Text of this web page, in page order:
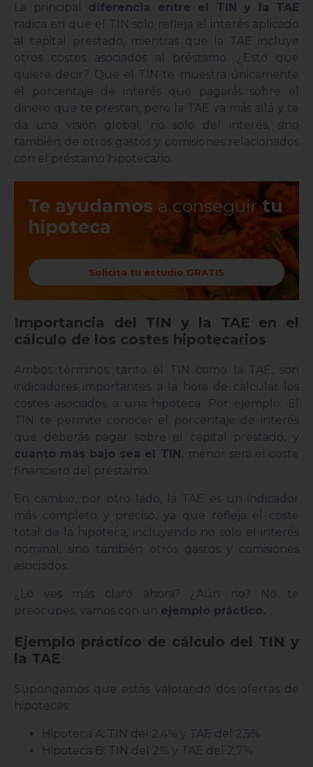
La principal diferencia entre el TIN y la TAE
radica en que el TIN solo refleja el interés aplicado
al capital prestado, mientras que la TAE incluye
otros costos asociados al préstamo. ¿Esto que
quiere decir? Que el TIN te muestra únicamente
el porcentaje de interés que pagarás sobre el
dinero que te prestan, pero la TAE va más allá y te
da una visión global, no solo del interés, sino
también de otros gastos y comisiones relacionados
con el préstamo hipotecario.
Te ayudamos a conseguirtu
hipoteca
Solicita tu estudio GRATIS
Importancia del TIN y la TAE en el
cálculo de los costes hipotecarios
Ambos términos, tanto el TIN como la TAE, son
indicadores importantes a la hora de calcular los
costes asociados a una hipoteca. Por ejemplo: El
TIN te permite conocer el porcentaje de interés
que deberás pagar sobre el capital prestado, y
cuanto más bajo sea el TIN, menor será el coste
financiero del préstamo.
En cambio, por otro lado, la TAE es un indicador
más completo y preciso, ya que refleja el coste
total de la hipoteca, incluyendo no solo el interés
nominal, sino también otros gastos y comisiones
asociados.
¿Lo ves más claro ahora? ¿Aún no? No te
preocupes, vamos con un ejemplo práctico.
Ejemplo práctico de cálculo del TIN y
la TAE
Supongamos que estás valorando dos ofertas de
hipotecas:
Hipoteca A: TIN del 2,4% y TAE del 2,5%
Hipoteca B: TIN del 2% y TAE del 2,7%